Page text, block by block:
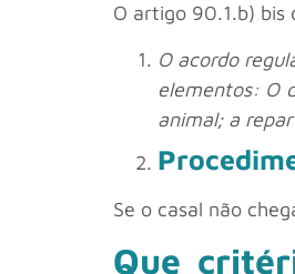
O artigo 90.1.b) bis
O acordo
elementos: O
animal; a
Se o casal não
Que